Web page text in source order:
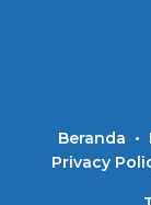
Beranda
Privacy